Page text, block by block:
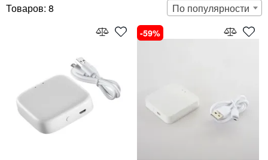
8 По популярности
59